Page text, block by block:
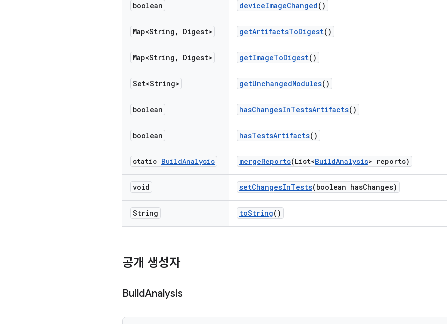
boolean deviceImageChanged()
Map<String , Digest> getArtifactsToDigest()
Map<String , Digest> getImageToDigest()
Set<String> getUnchangedModules()
boolean hasChangesInTestsArtifacts()
boolean hasTestsArtifacts()
static BuildAnalysis mergeReports(List<BuildAnalysis> reports)
void setChangesInTests(boolean hasChanges)
String toString()
공개 생성자
BuildAnalysis